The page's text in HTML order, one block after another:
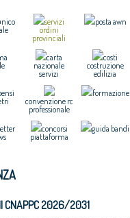
servizi
ordini
provinciali
posta awn
carta
nazionale
servizi
costi
costruzione
edilizia
convenzione rc
professionale
formazione
concorsi
piattaforma
guida bandi
CNAPPC 2026/2031